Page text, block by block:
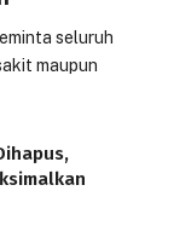
seluruh
maupun